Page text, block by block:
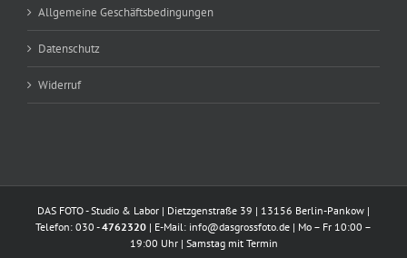
Allgemeine Geschäftsbedingungen
Datenschutz
Widerruf
DAS FOTO - Studio & Labor | Dietzgenstraße 39 | 13156 Berlin-Pankow |
Telefon: 030 -4762320 | E-Mail: info@dasgrossfoto.de | Mo – Fr 10:00 –
19:00 Uhr | Samstag mit Termin